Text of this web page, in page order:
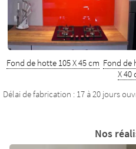
Fond de hotte 105 X 45 cm Fond de
X 40
Délai de fabrication : 17 à 20 jours
Nos